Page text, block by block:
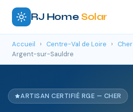
RJ Home Solar
Accueil › Centre-Val de Loire › Cher
Argent-sur-Sauldre
ARTISAN CERTIFIÉ RGE — CHER